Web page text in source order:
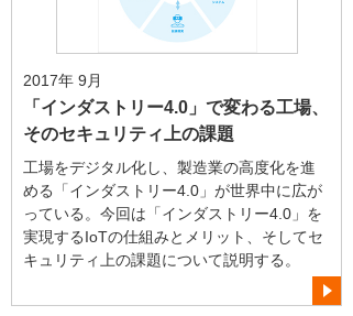
2017年 9月
「インダストリー4.0」で変わる工場、
そのセキュリティ上の課題
工場をデジタル化し、製造業の高度化を進
める「インダストリー4.0」が世界中に広が
っている。今回は「インダストリー4.0」を
実現するIoTの仕組みとメリット、そしてセ
キュリティ上の課題について説明する。